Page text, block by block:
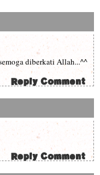
diberkati Allah...^^